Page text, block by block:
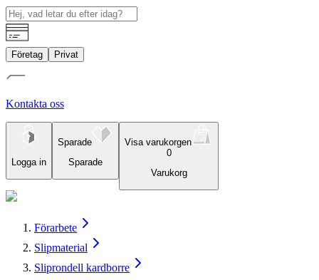
Företag Privat
Kontakta oss
Logga in
Sparade
Sparade
Visa varukorgen
0
Varukorg
Förarbete
Slipmaterial
Sliprondell kardborre